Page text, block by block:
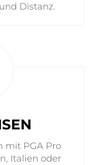
Distanz.
mit PGA Pro
Italien oder